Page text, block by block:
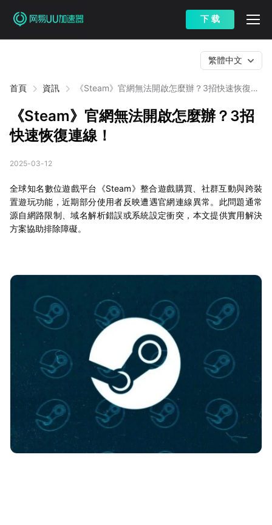
下 载
首頁 資訊
《Steam》官網無法開啟怎麼辦？3招快速恢復連
繁體中文
《Steam》官網無法開啟怎麼辦？3招
快速恢復連線！
2025-03-12
全球知名數位遊戲平台《Steam》整合遊戲購買、社群互動與跨裝
置遊玩功能，近期部分使用者反映遭遇官網連線異常。此問題通常
源自網路限制、域名解析錯誤或系統設定衝突，本文提供實用解決
方案協助排除障礙。